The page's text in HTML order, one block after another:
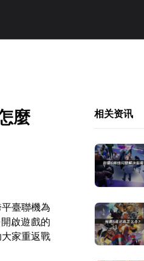
麼
臺聯機為
啟遊戲的
家重返戰
相关资讯